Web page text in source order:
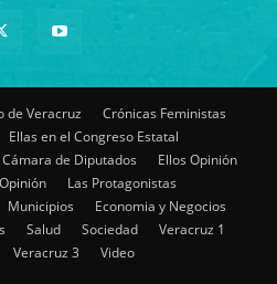
de Veracruz
Crónicas Feministas
Ellas en el Congreso Estatal
de Diputados
Ellos Opinión
Las Protagonistas
Municipios
Economia y Negocios
Salud Sociedad
Veracruz 1
Veracruz 3 Video